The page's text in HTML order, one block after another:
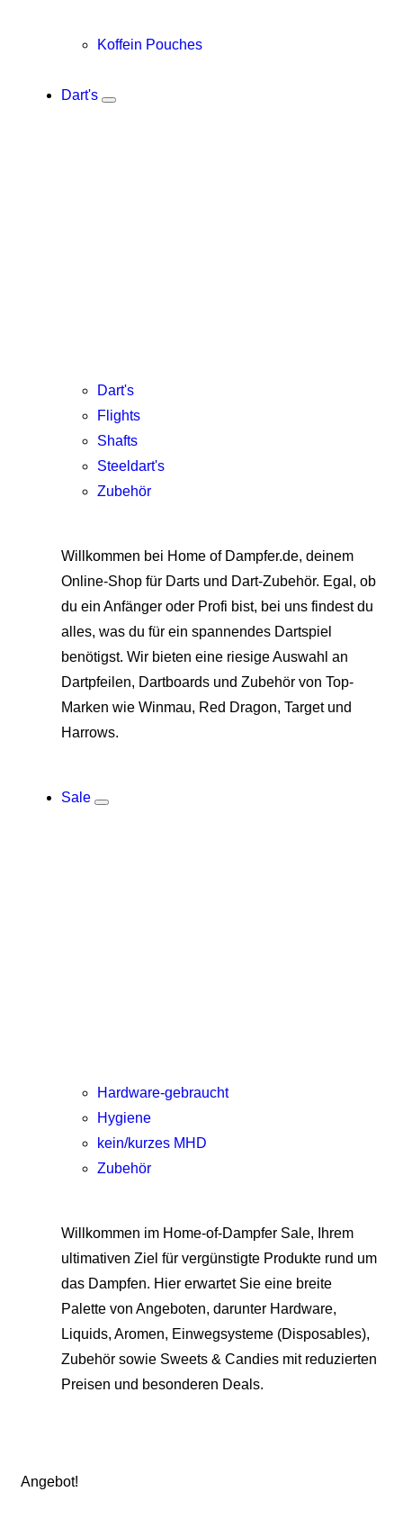
Koffein Pouches
Dart's
Dart's
Flights
Shafts
Steeldart's
Zubehör
Willkommen bei Home of Dampfer.de, deinem
Online-Shop für Darts und Dart-Zubehör. Egal, ob
du ein Anfänger oder Profi bist, bei uns findest du
alles, was du für ein spannendes Dartspiel
benötigst. Wir bieten eine riesige Auswahl an
Dartpfeilen, Dartboards und Zubehör von Top-
Marken wie Winmau, Red Dragon, Target und
Harrows.
Sale
Hardware-gebraucht
Hygiene
kein/kurzes MHD
Zubehör
Willkommen im Home-of-Dampfer Sale, Ihrem
ultimativen Ziel für vergünstigte Produkte rund um
das Dampfen. Hier erwartet Sie eine breite
Palette von Angeboten, darunter Hardware,
Liquids, Aromen, Einwegsysteme (Disposables),
Zubehör sowie Sweets & Candies mit reduzierten
Preisen und besonderen Deals.
Angebot!